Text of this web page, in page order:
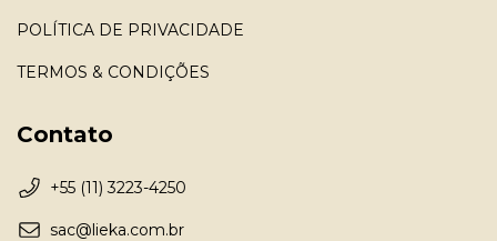
POLÍTICA DE PRIVACIDADE
TERMOS & CONDIÇÕES
Contato
+55 (11) 3223-4250
sac@lieka.com.br